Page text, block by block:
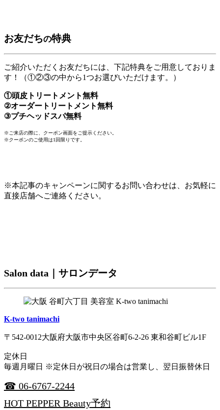
お友だちの特典
ご紹介いただくお友だちには、下記特典をご用意しておりま
す！（①②③の中から1つお選びいただけます。）
①頭皮トリートメント無料
②オーダートリートメント無料
③プチヘッドスパ無料
※ご来店の際に、クーポン画面をご提示ください。
※クーポンのご使用は1回限りです。
※本記事のキャンペーンに関するお問い合わせは、お気軽に
直接店舗へご連絡ください。
Salon data｜サロンデータ
K-two tanimachi
〒542-0012大阪府大阪市中央区谷町6-2-26 東和谷町ビル1F
定休日
毎週月曜日 ※定休日が祝日の場合は営業し、翌日振替休日
☎ 06-6767-2244
HOT PEPPER Beauty予約